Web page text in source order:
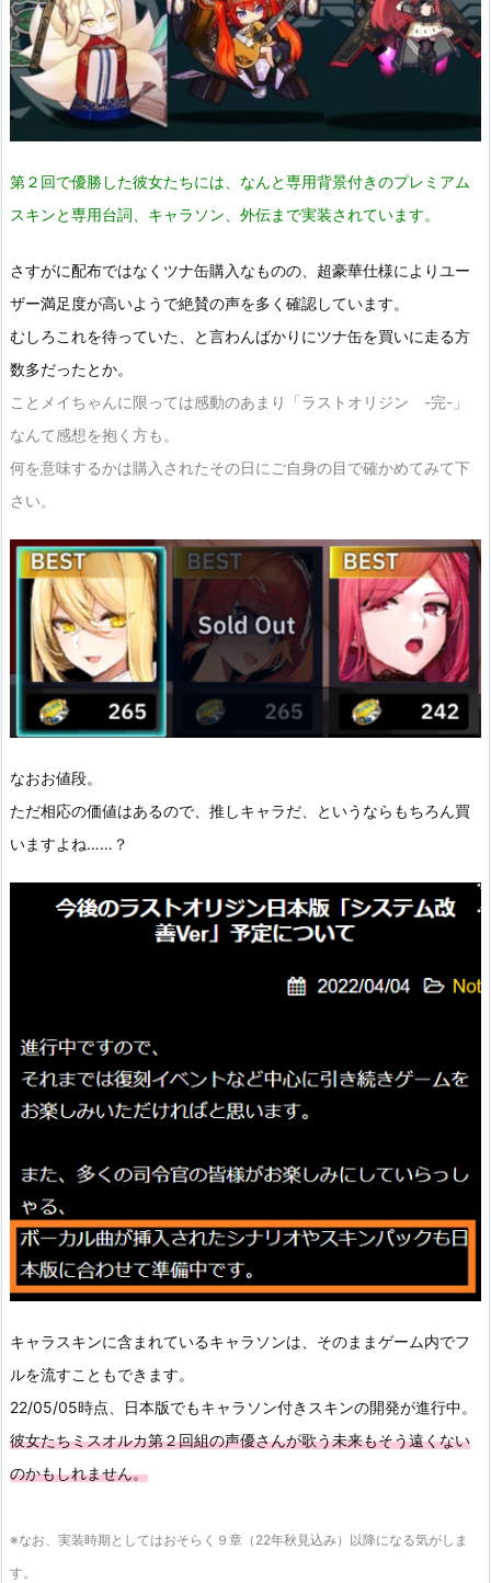
第２回で優勝した彼女たちには、なんと専用背景付きのプレミアム
スキンと専用台詞、キャラソン、外伝まで実装されています。
さすがに配布ではなくツナ缶購入なものの、超豪華仕様によりユー
ザー満足度が高いようで絶賛の声を多く確認しています。
むしろこれを待っていた、と言わんばかりにツナ缶を買いに走る方
数多だったとか。
ことメイちゃんに限っては感動のあまり「ラストオリジン -完-」
なんて感想を抱く方も。
何を意味するかは購入されたその日にご自身の目で確かめてみて下
さい。
なおお値段。
ただ相応の価値はあるので、推しキャラだ、というならもちろん買
いますよね……？
キャラスキンに含まれているキャラソンは、そのままゲーム内でフ
ルを流すこともできます。
22/05/05時点、日本版でもキャラソン付きスキンの開発が進行中。
彼女たちミスオルカ第２回組の声優さんが歌う未来もそう遠くない
のかもしれません。
※なお、実装時期としてはおそらく９章（22年秋見込み）以降になる気がしま
す。